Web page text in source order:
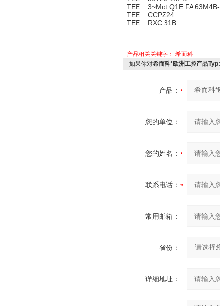
TEE 3~Mot Q1E FA
TEE CCPZ24
TEE RXC 31B
产品相关关键字： 希而科
如果你对希而科*欧洲工控产品
产品：
您的单位：
您的姓名：
联系电话：
常用邮箱：
省份：
详细地址：